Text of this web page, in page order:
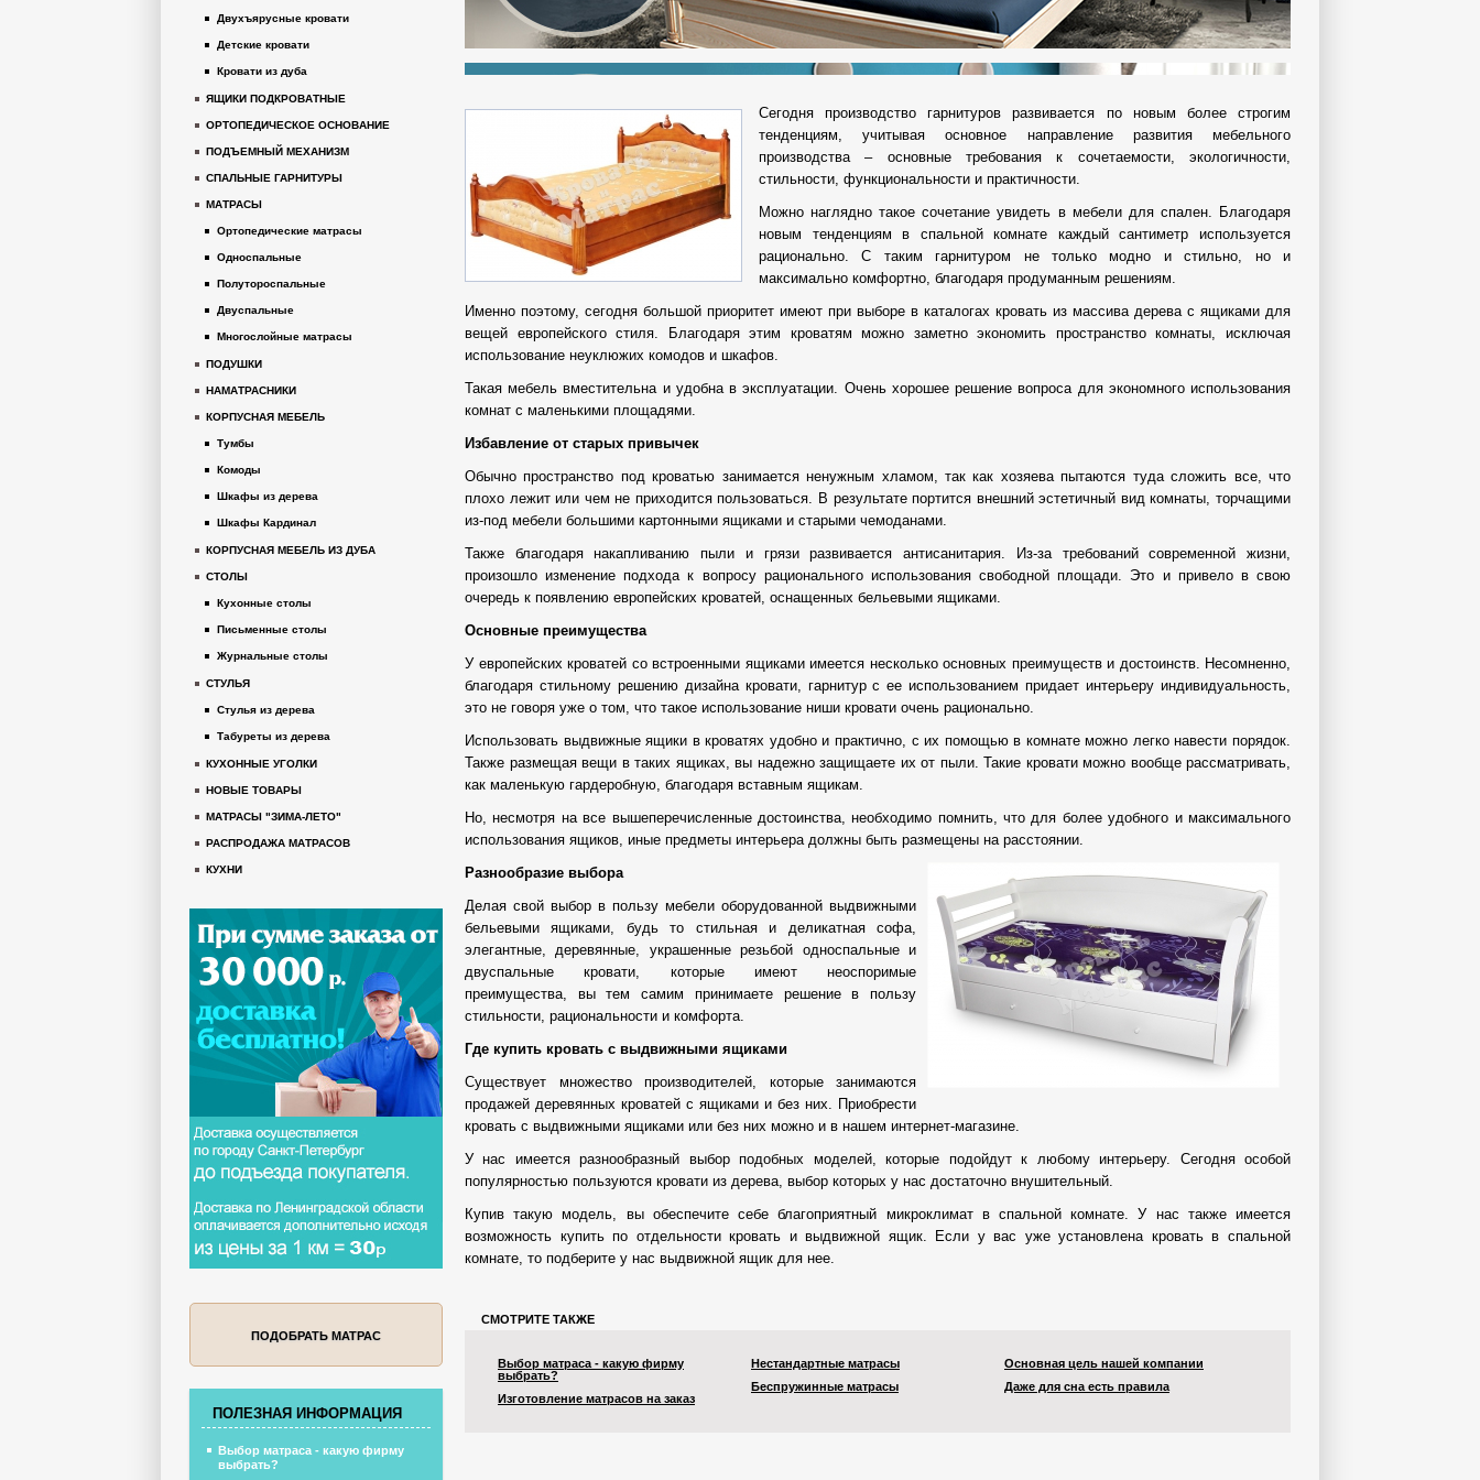
Сегодня производство гарнитуров развивается по новым более строгим
тенденциям, учитывая основное направление развития мебельного
производства – основные требования к сочетаемости, экологичности,
стильности, функциональности и практичности.
Можно наглядно такое сочетание увидеть в мебели для спален. Благодаря
новым тенденциям в спальной комнате каждый сантиметр используется
рационально. С таким гарнитуром не только модно и стильно, но и
максимально комфортно, благодаря продуманным решениям.
Именно поэтому, сегодня большой приоритет имеют при выборе в каталогах кровать из массива дерева с ящиками для
вещей европейского стиля. Благодаря этим кроватям можно заметно экономить пространство комнаты, исключая
использование неуклюжих комодов и шкафов.
Такая мебель вместительна и удобна в эксплуатации. Очень хорошее решение вопроса для экономного использования
комнат с маленькими площадями.
Избавление от старых привычек
Обычно пространство под кроватью занимается ненужным хламом, так как хозяева пытаются туда сложить все, что
плохо лежит или чем не приходится пользоваться. В результате портится внешний эстетичный вид комнаты, торчащими
из-под мебели большими картонными ящиками и старыми чемоданами.
Также благодаря накапливанию пыли и грязи развивается антисанитария. Из-за требований современной жизни,
произошло изменение подхода к вопросу рационального использования свободной площади. Это и привело в свою
очередь к появлению европейских кроватей, оснащенных бельевыми ящиками.
Основные преимущества
У европейских кроватей со встроенными ящиками имеется несколько основных преимуществ и достоинств. Несомненно,
благодаря стильному решению дизайна кровати, гарнитур с ее использованием придает интерьеру индивидуальность,
это не говоря уже о том, что такое использование ниши кровати очень рационально.
Использовать выдвижные ящики в кроватях удобно и практично, с их помощью в комнате можно легко навести порядок.
Также размещая вещи в таких ящиках, вы надежно защищаете их от пыли. Такие кровати можно вообще рассматривать,
как маленькую гардеробную, благодаря вставным ящикам.
Но, несмотря на все вышеперечисленные достоинства, необходимо помнить, что для более удобного и максимального
использования ящиков, иные предметы интерьера должны быть размещены на расстоянии.
Разнообразие выбора
Делая свой выбор в пользу мебели оборудованной выдвижными
бельевыми ящиками, будь то стильная и деликатная софа,
элегантные, деревянные, украшенные резьбой односпальные и
двуспальные кровати, которые имеют неоспоримые
преимущества, вы тем самим принимаете решение в пользу
стильности, рациональности и комфорта.
Где купить кровать с выдвижными ящиками
Существует множество производителей, которые занимаются
продажей деревянных кроватей с ящиками и без них. Приобрести
кровать с выдвижными ящиками или без них можно и в нашем интернет-магазине.
У нас имеется разнообразный выбор подобных моделей, которые подойдут к любому интерьеру. Сегодня особой
популярностью пользуются кровати из дерева, выбор которых у нас достаточно внушительный.
Купив такую модель, вы обеспечите себе благоприятный микроклимат в спальной комнате. У нас также имеется
возможность купить по отдельности кровать и выдвижной ящик. Если у вас уже установлена кровать в спальной
комнате, то подберите у нас выдвижной ящик для нее.
СМОТРИТЕ ТАКЖЕ
Выбор матраса - какую фирму
выбрать?
Изготовление матрасов на заказ
Нестандартные матрасы
Беспружинные матрасы
Основная цель нашей компании
Даже для сна есть правила
Двухъярусные кровати
Детские кровати
Кровати из дуба
ЯЩИКИ ПОДКРОВАТНЫЕ
ОРТОПЕДИЧЕСКОЕ ОСНОВАНИЕ
ПОДЪЕМНЫЙ МЕХАНИЗМ
СПАЛЬНЫЕ ГАРНИТУРЫ
МАТРАСЫ
Ортопедические матрасы
Односпальные
Полутороспальные
Двуспальные
Многослойные матрасы
ПОДУШКИ
НАМАТРАСНИКИ
КОРПУСНАЯ МЕБЕЛЬ
Тумбы
Комоды
Шкафы из дерева
Шкафы Кардинал
КОРПУСНАЯ МЕБЕЛЬ ИЗ ДУБА
СТОЛЫ
Кухонные столы
Письменные столы
Журнальные столы
СТУЛЬЯ
Стулья из дерева
Табуреты из дерева
КУХОННЫЕ УГОЛКИ
НОВЫЕ ТОВАРЫ
МАТРАСЫ "ЗИМА-ЛЕТО"
РАСПРОДАЖА МАТРАСОВ
КУХНИ
ПОДОБРАТЬ МАТРАС
ПОЛЕЗНАЯ ИНФОРМАЦИЯ
Выбор матраса - какую фирму
выбрать?